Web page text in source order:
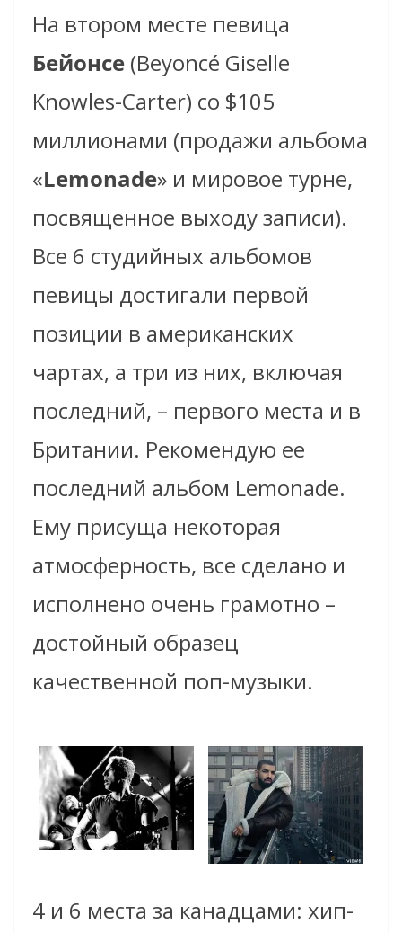
На втором месте певица
Бейонсе (Beyoncé Giselle
Knowles-Carter) со $105
миллионами (продажи альбома
«Lemonade» и мировое турне,
посвященное выходу записи).
Все 6 студийных альбомов
певицы достигали первой
позиции в американских
чартах, а три из них, включая
последний, – первого места и в
Британии. Рекомендую ее
последний альбом Lemonade.
Ему присуща некоторая
атмосферность, все сделано и
исполнено очень грамотно –
достойный образец
качественной поп-музыки.
4 и 6 места за канадцами: хип-